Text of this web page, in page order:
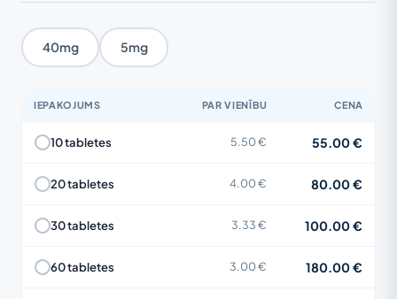
40mg 5mg
IEPAKOJUMS PAR VIENĪBU CENA
10 tabletes 5.50 € 55.00 €
20 tabletes 4.00 € 80.00 €
30 tabletes 3.33 € 100.00 €
60 tabletes 3.00 € 180.00 €